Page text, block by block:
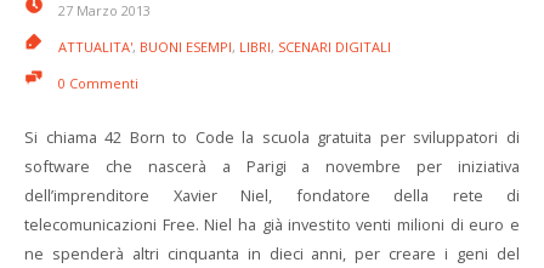
27 Marzo 2013
ATTUALITA', BUONI ESEMPI, LIBRI, SCENARI DIGITALI
0 Commenti
Si chiama 42 Born to Code la scuola gratuita per sviluppatori di
software che nascerà a Parigi a novembre per iniziativa
dell’imprenditore Xavier Niel, fondatore della rete di
telecomunicazioni Free. Niel ha già investito venti milioni di euro e
ne spenderà altri cinquanta in dieci anni, per creare i geni del